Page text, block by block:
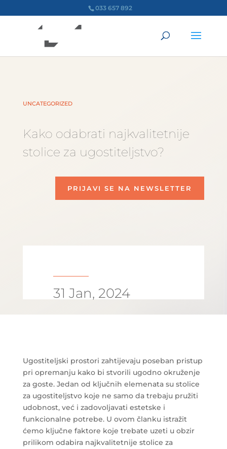
033 657 892
UNCATEGORIZED
Kako odabrati najkvalitetnije
stolice za ugostiteljstvo?
PRIJAVI SE NA NEWSLETTER
31 Jan, 2024
Ugostiteljski prostori zahtijevaju poseban pristup
pri opremanju kako bi stvorili ugodno okruženje
za goste. Jedan od ključnih elemenata su stolice
za ugostiteljstvo koje ne samo da trebaju pružiti
udobnost, već i zadovoljavati estetske i
funkcionalne potrebe. U ovom članku istražit
ćemo ključne faktore koje trebate uzeti u obzir
prilikom odabira najkvalitetnije stolice za